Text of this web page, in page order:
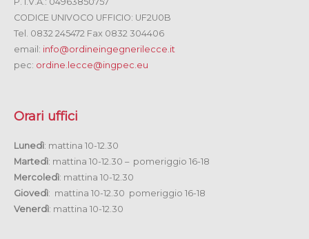
CODICE UNIVOCO UFFICIO: UF2U0B
Tel. 0832 245472 Fax 0832 304406
email: info@ordineingegnerilecce.it
pec: ordine.lecce@ingpec.eu
Orari uffici
Lunedì: mattina 10-12.30
Martedì: mattina 10-12.30 – pomeriggio 16-18
Mercoledì: mattina 10-12.30
Giovedì: mattina 10-12.30 pomeriggio 16-18
Venerdì: mattina 10-12.30